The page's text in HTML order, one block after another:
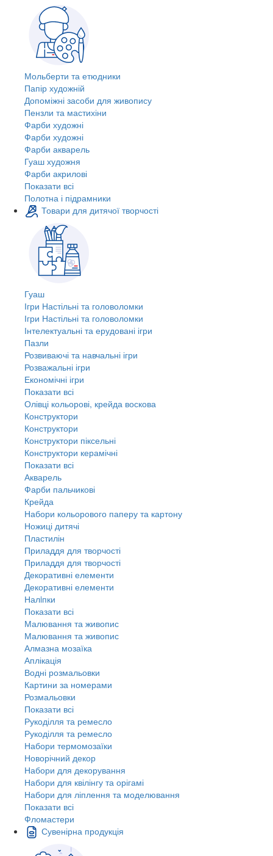
Мольберти та етюдники
Папір художній
Допоміжні засоби для живопису
Пензли та мастихіни
Фарби художні
Фарби художні
Фарби акварель
Гуаш художня
Фарби акрилові
Показати всі
Полотна і підрамники
Товари для дитячої творчості
Гуаш
Ігри Настільні та головоломки
Ігри Настільні та головоломки
Інтелектуальні та ерудовані ігри
Пазли
Розвиваючі та навчальні ігри
Розважальні ігри
Економічні ігри
Показати всі
Олівці кольорові, крейда воскова
Конструктори
Конструктори
Конструктори піксельні
Конструктори керамічні
Показати всі
Акварель
Фарби пальчикові
Крейда
Набори кольорового паперу та картону
Ножиці дитячі
Пластилін
Приладдя для творчості
Приладдя для творчості
Декоративні елементи
Декоративні елементи
Налiпки
Показати всі
Малювання та живопис
Малювання та живопис
Алмазна мозаїка
Аплікація
Водні розмальовки
Картини за номерами
Розмальовки
Показати всі
Рукоділля та ремесло
Рукоділля та ремесло
Набори термомозаїки
Новорічний декор
Набори для декорування
Набори для квілінгу та орігамі
Набори для ліплення та моделювання
Показати всі
Фломастери
Сувенірна продукція